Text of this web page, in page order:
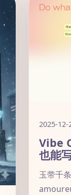
2025-12-
Vibe
也能
玉带千